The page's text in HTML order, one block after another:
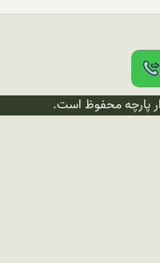
پارچه محفوظ است.